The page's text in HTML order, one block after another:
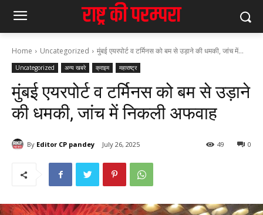
Home Uncategorized मुंबई एयरपोर्ट व टर्मिनस को बम से उड़ाने की धमकी, जांच में...
Uncategorized अन्य खबरे क्राइम महाराष्ट्र
मुंबई एयरपोर्ट व टर्मिनस को बम से उड़ाने
की धमकी, जांच में निकली अफवाह
By Editor CP pandey July 26, 2025 0
49